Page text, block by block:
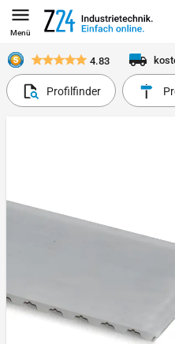
Menü
4.83
Profilfinder